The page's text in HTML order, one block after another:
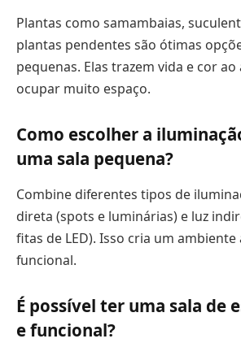
Plantas como samambaias,
plantas pendentes são ótimas
pequenas. Elas trazem vida e cor
ocupar muito espaço.
Como escolher a
uma sala pequena?
Combine diferentes tipos de
direta (spots e luminárias) e luz
fitas de LED). Isso cria um
funcional.
É possível ter uma sala de
e funcional?